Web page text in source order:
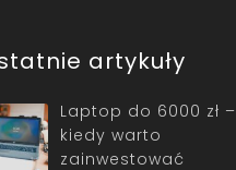
artykuły
Laptop do 6000 zł –
kiedy warto
zainwestować